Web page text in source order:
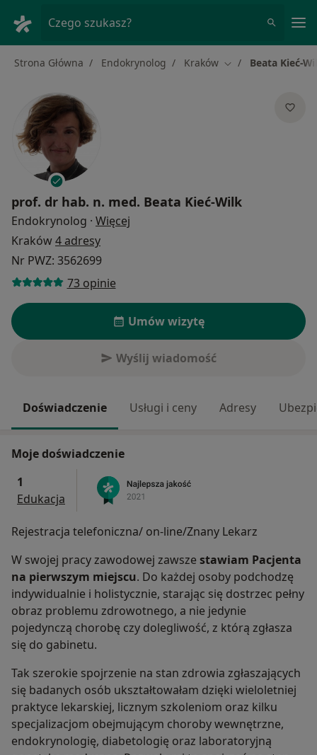
Czego szukasz?
Strona Główna Endokrynolog Kraków Zmień miasto
Beata Kieć-
prof. dr hab. n. med. Beata Kieć-Wilk
Endokrynolog · Więcej
Kraków4 adresy
Nr PWZ: 3562699
73 opinie
Umów wizytę
Wyślij wiadomość
Doświadczenie Usługi i ceny Adresy
Moje doświadczenie
1
Edukacja
Rejestracja telefoniczna/ on-line/Znany Lekarz
W swojej pracy zawodowej zawsze stawiam Pacjenta
na pierwszym miejscu. Do każdej osoby podchodzę
indywidualnie i holistycznie, starając się dostrzec pełny
obraz problemu zdrowotnego, a nie jedynie
pojedynczą chorobę czy dolegliwość, z którą zgłasza
się do gabinetu.
Tak szerokie spojrzenie na stan zdrowia zgłaszających
się badanych osób ukształtowałam dzięki wieloletniej
praktyce lekarskiej, licznym szkoleniom oraz kilku
specjalizacjom obejmującym choroby wewnętrzne,
endokrynologię, diabetologię oraz laboratoryjną